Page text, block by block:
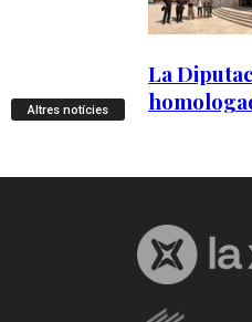
Altres notícies